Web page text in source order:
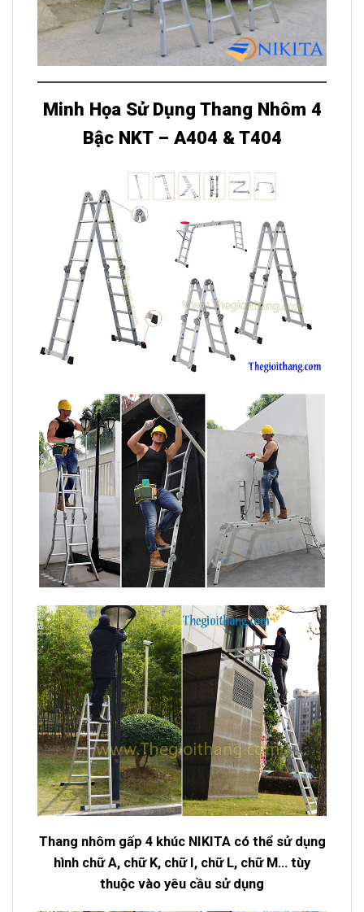
Minh Họa Sử Dụng Thang Nhôm 4
Bậc NKT – A404 & T404
Thang nhôm gấp 4 khúc NIKITA có thể sử dụng
hình chữ A, chữ K, chữ I, chữ L, chữ M… tùy
thuộc vào yêu cầu sử dụng